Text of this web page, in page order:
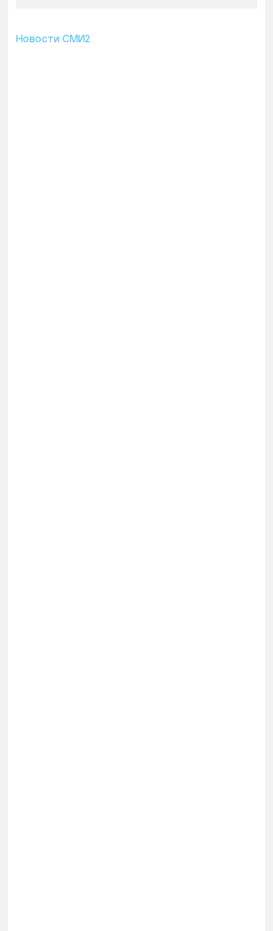
Новости СМИ2